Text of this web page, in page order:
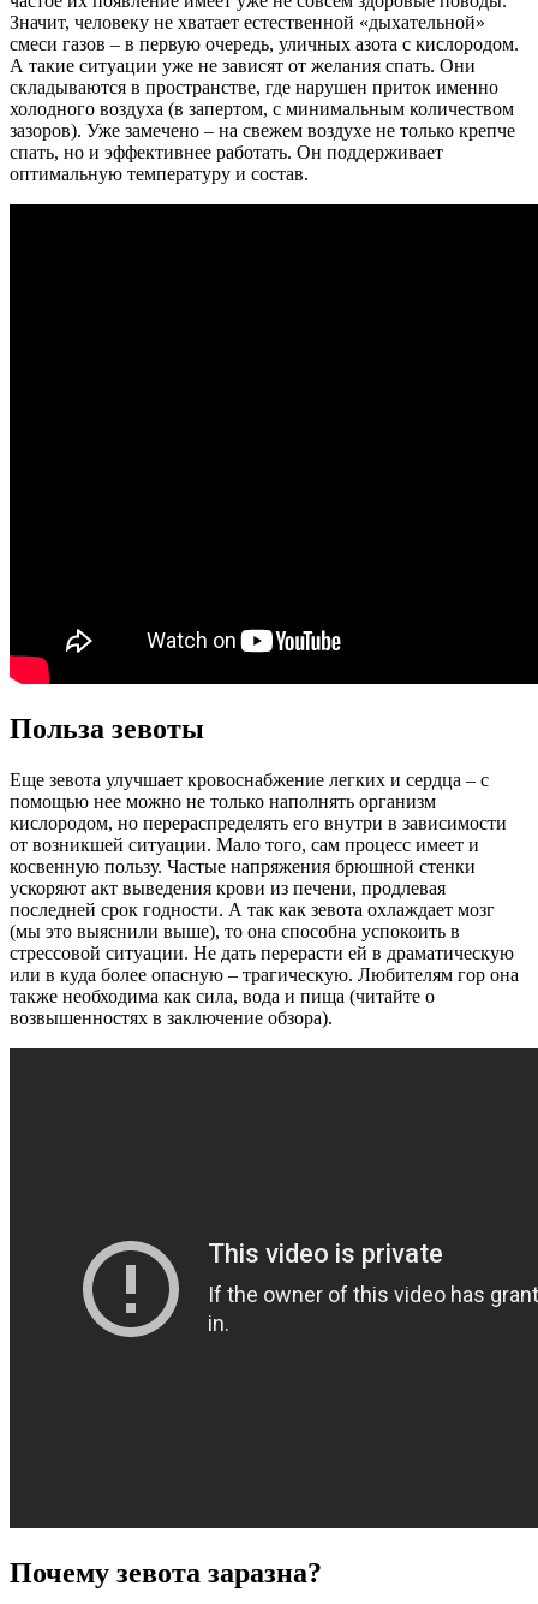
Значит, человеку не хватает естественной «дыхательной»
смеси газов – в первую очередь, уличных азота с кислородом.
А такие ситуации уже не зависят от желания спать. Они
складываются в пространстве, где нарушен приток именно
холодного воздуха (в запертом, с минимальным количеством
зазоров). Уже замечено – на свежем воздухе не только крепче
спать, но и эффективнее работать. Он поддерживает
оптимальную температуру и состав.
Польза зевоты
Еще зевота улучшает кровоснабжение легких и сердца – с
помощью нее можно не только наполнять организм
кислородом, но перераспределять его внутри в зависимости
от возникшей ситуации. Мало того, сам процесс имеет и
косвенную пользу. Частые напряжения брюшной стенки
ускоряют акт выведения крови из печени, продлевая
последней срок годности. А так как зевота охлаждает мозг
(мы это выяснили выше), то она способна успокоить в
стрессовой ситуации. Не дать перерасти ей в драматическую
или в куда более опасную – трагическую. Любителям гор она
также необходима как сила, вода и пища (читайте о
возвышенностях в заключение обзора).
Почему зевота заразна?